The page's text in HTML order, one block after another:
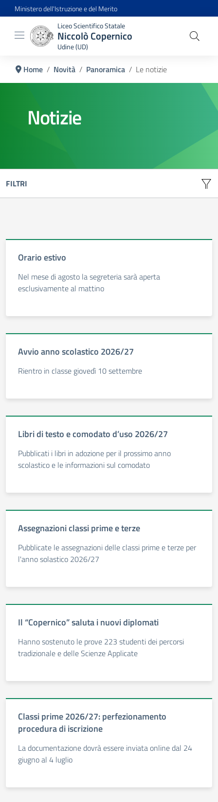
Ministero dell'Istruzione e del Merito
Liceo Scientifico Statale
Niccolò Copernico
Udine (UD)
Home Novità Panoramica Le notizie
Notizie
FILTRI
Orario estivo
Nel mese di agosto la segreteria sarà aperta
esclusivamente al mattino
Avvio anno scolastico 2026/27
Rientro in classe giovedì 10 settembre
Libri di testo e comodato d’uso 2026/27
Pubblicati i libri in adozione per il prossimo anno
scolastico e le informazioni sul comodato
Assegnazioni classi prime e terze
Pubblicate le assegnazioni delle classi prime e terze per
l'anno solastico 2026/27
Il “Copernico” saluta i nuovi diplomati
Hanno sostenuto le prove 223 studenti dei percorsi
tradizionale e delle Scienze Applicate
Classi prime 2026/27: perfezionamento
procedura di iscrizione
La documentazione dovrà essere inviata online dal 24
giugno al 4 luglio